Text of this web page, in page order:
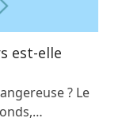
est-elle
? Le